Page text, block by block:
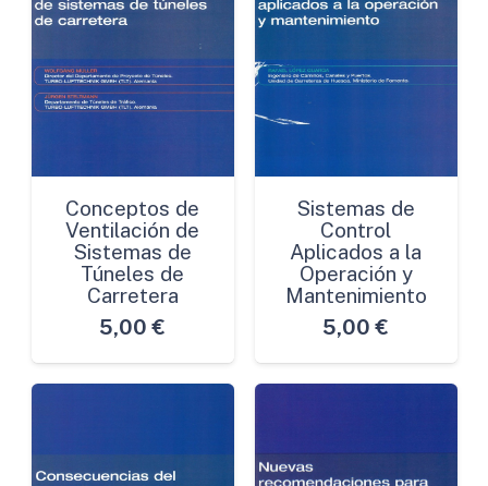
Conceptos de
Ventilación de
Sistemas de
Túneles de
Carretera
5,00 €
Sistemas de
Control
Aplicados a la
Operación y
Mantenimiento
5,00 €